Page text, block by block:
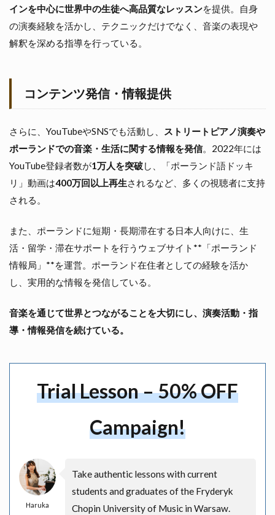
インを中心に世界中の生徒へ高品質なレッスンを提供。自身
の演奏経験を活かし、テクニックだけでなく、音楽の表現や
解釈を深める指導を行っている。
コンテンツ発信・情報提供
さらに、YouTubeやSNSでも活動し、
ストリートピアノ演奏や
ポーランドでの音楽・生活に関する情報を発信。2022年には
YouTube登録者数が1万人を突破し、「ポーランド語ドッキ
リ」動画は400万回以上再生されるなど、多くの視聴者に支持
される。
また、ポーランドに短期・長期滞在する日本人向けに、生
活・留学・滞在サポートを行うウェブサイト**「ポーランド
情報局」**を運営。ポーランド在住者としての経験を活か
し、実用的な情報を発信している。
音楽を通じて世界とつながることを大切にし、演奏活動・指
導・情報発信を続けている。
Trial Lesson – 50% OFF
Campaign!
Haruka
Take authentic lessons with current
students and graduates of the Fryderyk
Chopin University of Music in Warsaw.